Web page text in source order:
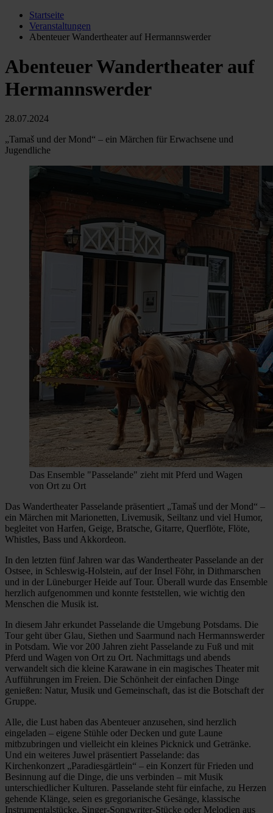
Startseite
Veranstaltungen
Abenteuer Wandertheater auf Hermannswerder
Abenteuer Wandertheater auf
Hermannswerder
28.07.2024
„Tamaš und der Mond“ – ein Märchen für Erwachsene und
Jugendliche
Das Ensemble "Passelande" zieht mit Pferd und Wagen
von Ort zu Ort
Das Wandertheater Passelande präsentiert „Tamaš und der Mond“ –
ein Märchen mit Marionetten, Livemusik, Seiltanz und viel Humor,
begleitet von Harfen, Geige, Bratsche, Gitarre, Querflöte, Flöte,
Whistles, Bass und Akkordeon.
In den letzten fünf Jahren war das Wandertheater Passelande an der
Ostsee, in Schleswig-Holstein, auf der Insel Föhr, in Dithmarschen
und in der Lüneburger Heide auf Tour. Überall wurde das Ensemble
herzlich aufgenommen und konnte feststellen, wie wichtig den
Menschen die Musik ist.
In diesem Jahr erkundet Passelande die Umgebung Potsdams. Die
Tour geht über Glau, Siethen und Saarmund nach Hermannswerder
in Potsdam. Wie vor 200 Jahren zieht Passelande zu Fuß und mit
Pferd und Wagen von Ort zu Ort. Nachmittags und abends
verwandelt sich die kleine Karawane in ein magisches Theater mit
Aufführungen im Freien. Die Schönheit der einfachen Dinge
genießen: Natur, Musik und Gemeinschaft, das ist die Botschaft der
Gruppe.
Alle, die Lust haben das Abenteuer anzusehen, sind herzlich
eingeladen – eigene Stühle oder Decken und gute Laune
mitbzubringen und vielleicht ein kleines Picknick und Getränke.
Und ein weiteres Juwel präsentiert Passelande: das
Kirchenkonzert „Paradiesgärtlein“ – ein Konzert für Frieden und
Besinnung auf die Dinge, die uns verbinden – mit Musik
unterschiedlicher Kulturen. Passelande steht für einfache, zu Herzen
gehende Klänge, seien es gregorianische Gesänge, klassische
Instrumentalstücke, Singer-Songwriter-Stücke oder Melodien aus